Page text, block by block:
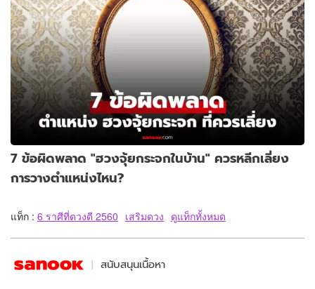
7 ข้อผิดพลาด "ฮวงจุ้ยกระจกในบ้าน" ควรหลีกเลี่ยง
การวางตำแหน่งไหน?
แท็ก : 6 ราศีที่ดวงดี 2560 เสริมดวง ดูแท็กทั้งหมด
สนับสนุนเนื้อหา